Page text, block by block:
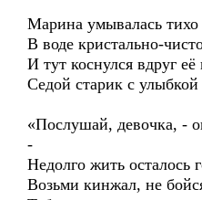
Марина умывалась тихо
В воде кристально-
И тут коснулся вдруг её
Седой старик с улыбкой
«Послушай, девочка, -
-
Недолго жить осталось
Возьми кинжал, не